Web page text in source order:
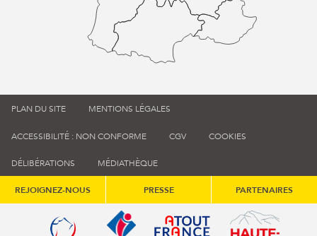
PLAN DU SITE MENTIONS LÉGALES
ACCESSIBILITÉ : NON CONFORME CGV COOKIES
DÉLIBÉRATIONS MÉDIATHÈQUE
REJOIGNEZ-NOUS PRESSE PARTENAIRES
Qualité tourisme (s'ouvre dans une nouvelle fenêtre)
Office de tourisme de France (s'ouvre
Atout France (s'ouvre dans